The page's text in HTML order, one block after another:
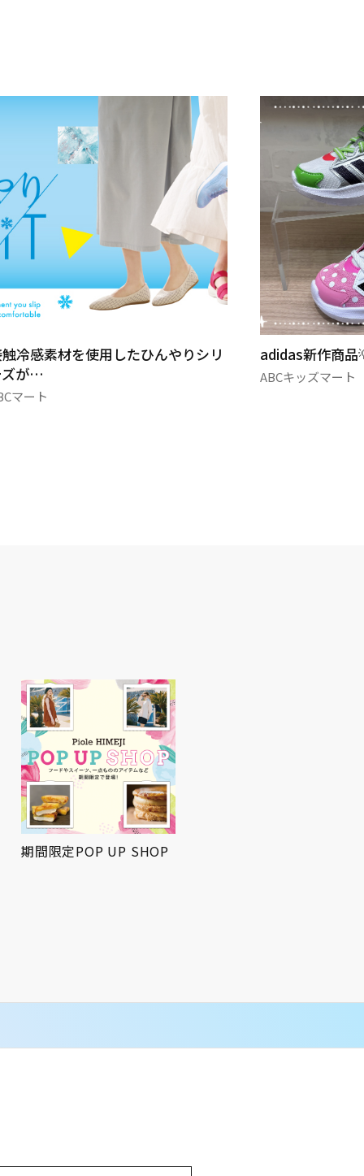
したひんやりシリ adidas新作商品‪💡‬✨
ABCキッズマート
期間限定POP UP SHOP